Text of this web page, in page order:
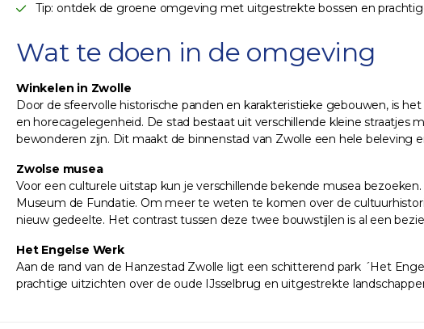
Tip: ontdek de groene omgeving met uitgestrekte bossen en
Wat te doen in de omgeving
Winkelen in Zwolle
Door de sfeervolle historische panden en karakteristieke gebouwen, is
en horecagelegenheid. De stad bestaat uit verschillende kleine
bewonderen zijn. Dit maakt de binnenstad van Zwolle een hele beleving
Zwolse musea
Voor een culturele uitstap kun je verschillende bekende musea
Museum de Fundatie. Om meer te weten te komen over de
nieuw gedeelte. Het contrast tussen deze twee bouwstijlen is al een
Het Engelse Werk
Aan de rand van de Hanzestad Zwolle ligt een schitterend park ´Het
prachtige uitzichten over de oude IJsselbrug en uitgestrekte